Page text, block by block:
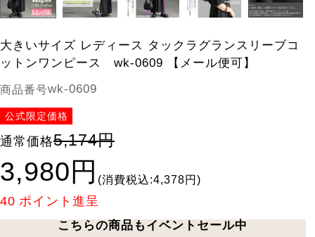
大きいサイズ レディース タックラグランスリーブコ
ットンワンピース wk-0609 【メール便可】
商品番号wk-0609
公式限定価格
通常価格5,174円
3,980円 (消費税込:4,378円)
40 ポイント進呈
こちらの商品もイベントセール中